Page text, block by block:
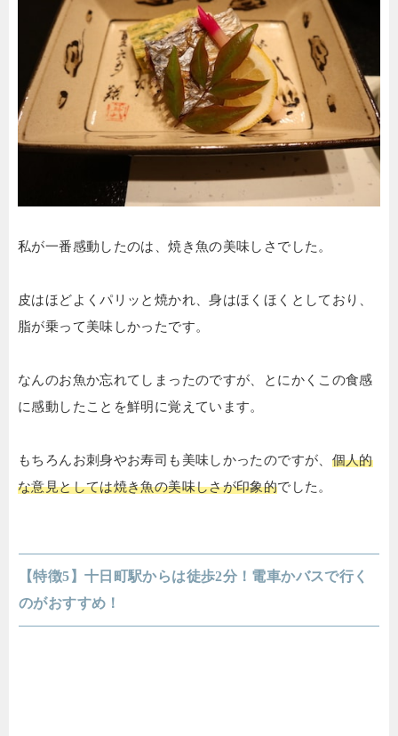
私が一番感動したのは、焼き魚の美味しさでした。
皮はほどよくパリッと焼かれ、身はほくほくとしており、
脂が乗って美味しかったです。
なんのお魚か忘れてしまったのですが、とにかくこの食感
に感動したことを鮮明に覚えています。
もちろんお刺身やお寿司も美味しかったのですが、 個人的
な意見としては焼き魚の美味しさが印象的でした。
【特徴5】十日町駅からは徒歩2分！電車かバスで行く
のがおすすめ！